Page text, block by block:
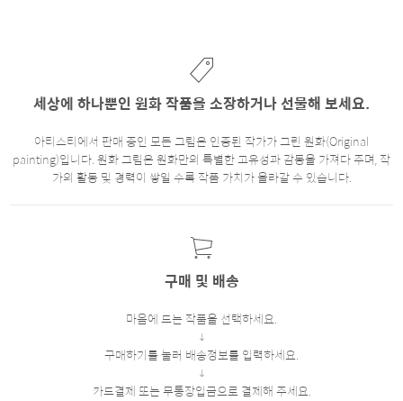
세상에 하나뿐인 원화 작품을 소장하거나 선물해 보세요.
아티스티에서 판매 중인 모든 그림은 인증된 작가가 그린 원화(Original
painting)입니다. 원화 그림은 원화만의 특별한 고유성과 감동을 가져다 주며, 작
가의 활동 및 경력이 쌓일 수록 작품 가치가 올라갈 수 있습니다.
구매 및 배송
마음에 드는 작품을 선택하세요.
구매하기를 눌러 배송정보를 입력하세요.
카드결제 또는 무통장입금으로 결제해 주세요.